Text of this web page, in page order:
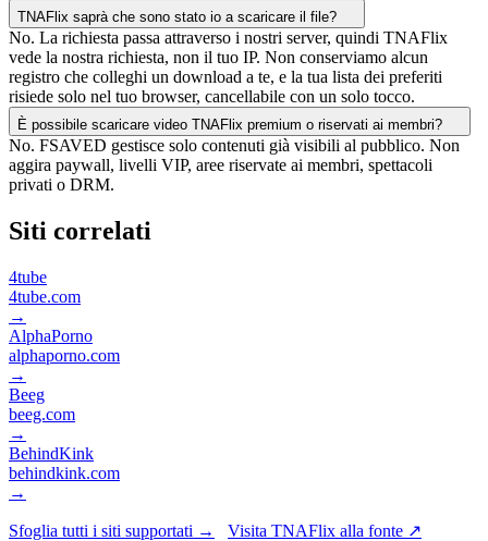
TNAFlix saprà che sono stato io a scaricare il file?
No. La richiesta passa attraverso i nostri server, quindi TNAFlix
vede la nostra richiesta, non il tuo IP. Non conserviamo alcun
registro che colleghi un download a te, e la tua lista dei preferiti
risiede solo nel tuo browser, cancellabile con un solo tocco.
È possibile scaricare video TNAFlix premium o riservati ai membri?
No. FSAVED gestisce solo contenuti già visibili al pubblico. Non
aggira paywall, livelli VIP, aree riservate ai membri, spettacoli
privati o DRM.
Siti correlati
4tube
4tube.com
→
AlphaPorno
alphaporno.com
→
Beeg
beeg.com
→
BehindKink
behindkink.com
→
Sfoglia tutti i siti supportati → Visita TNAFlix alla fonte ↗